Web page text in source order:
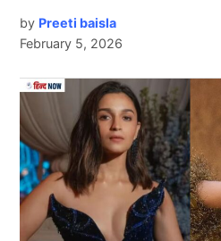
Shardiya Navratri 2025
पंडितों के अनुसार, नवरात्रि
पूजा मुहूर्त प्रातःकाल से ही शुरू
by Preeti baisla
February 5, 2026